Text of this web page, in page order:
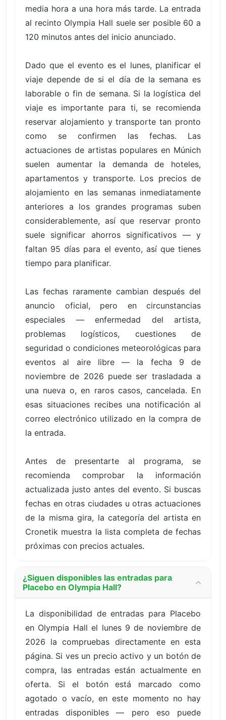
media hora a una hora más tarde. La entrada
al recinto Olympia Hall suele ser posible 60 a
120 minutos antes del inicio anunciado.
Dado que el evento es el lunes, planificar el
viaje depende de si el día de la semana es
laborable o fin de semana. Si la logística del
viaje es importante para ti, se recomienda
reservar alojamiento y transporte tan pronto
como se confirmen las fechas. Las
actuaciones de artistas populares en Múnich
suelen aumentar la demanda de hoteles,
apartamentos y transporte. Los precios de
alojamiento en las semanas inmediatamente
anteriores a los grandes programas suben
considerablemente, así que reservar pronto
suele significar ahorros significativos — y
faltan 95 días para el evento, así que tienes
tiempo para planificar.
Las fechas raramente cambian después del
anuncio oficial, pero en circunstancias
especiales — enfermedad del artista,
problemas logísticos, cuestiones de
seguridad o condiciones meteorológicas para
eventos al aire libre — la fecha 9 de
noviembre de 2026 puede ser trasladada a
una nueva o, en raros casos, cancelada. En
esas situaciones recibes una notificación al
correo electrónico utilizado en la compra de
la entrada.
Antes de presentarte al programa, se
recomienda comprobar la información
actualizada justo antes del evento. Si buscas
fechas en otras ciudades u otras actuaciones
de la misma gira, la categoría del artista en
Cronetik muestra la lista completa de fechas
próximas con precios actuales.
¿Siguen disponibles las entradas para
Placebo en Olympia Hall?
La disponibilidad de entradas para Placebo
en Olympia Hall el lunes 9 de noviembre de
2026 la compruebas directamente en esta
página. Si ves un precio activo y un botón de
compra, las entradas están actualmente en
oferta. Si el botón está marcado como
agotado o vacío, en este momento no hay
entradas disponibles — pero eso puede